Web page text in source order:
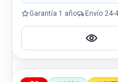
Garantía 1 año Envío 24-